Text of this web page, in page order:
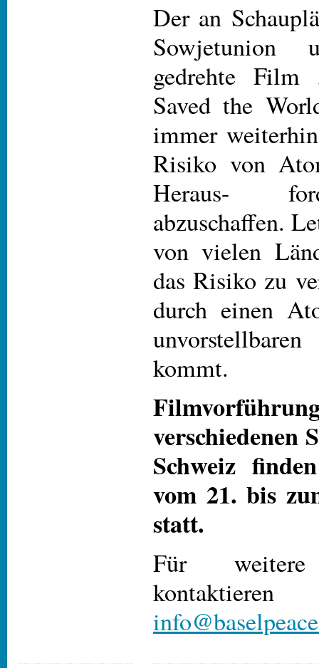
Der an
gedrehte
Saved the
immer
Risiko von
Heraus-
abzuschaffen.
von vielen
das Risiko zu
durch einen
kommt.
verschiedenen
Schweiz
vom 21. bis
statt.
Für weitere